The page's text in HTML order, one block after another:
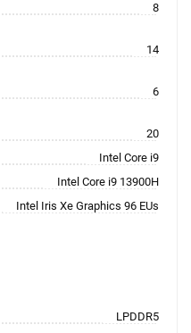
8
14
6
20
Intel Core i9
Intel Core i9 13900H
Intel Iris Xe Graphics 96 EUs
LPDDR5